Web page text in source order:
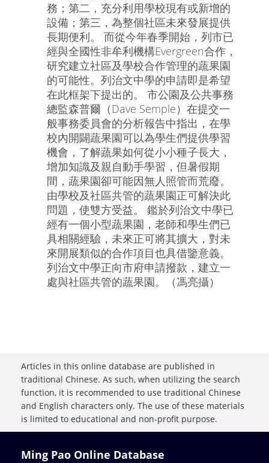
務；第二，充分利用學校現有或新增的
設備；第三，為整個社區未來發展提供
長期便利。 而從今年春季開始，列市已
經與全國性非牟利機構Evergreen合作，
研究建立社區及學校合作管理的蔬果園
的可能性。列治文中學的申請即是希望
在此框架下提出的。 市公園及公共事務
總監森普爾（Dave Semple）在提交一
般事務委員會的分析報告中指出，在學
校內開闢蔬果園可以為學生們提供學習
機會，了解蔬果如何從小小種子長大，
增加知識及親自動手學習，但暑假期
間，蔬果園卻可能因無人照管而荒廢。
由學校及社區共管的蔬果園正可解決此
問題，使雙方受益。 鑑於列治文中學已
經有一個小型蔬果園，老師和學生們已
具相關經驗，未來正可將其擴大，對未
來開展類似的合作項目也具借鑒意義。
列治文中學正向市府申請撥款，建立一
處與社區共管的蔬果園。（馮亮攝）
Articles in this online database are published in
traditional Chinese. As such, when utilizing the search
function, it is recommended to use traditional Chinese
and English characters only. The use of these materials
is limited to educational and non-profit purpose.
Ming Pao Online Database